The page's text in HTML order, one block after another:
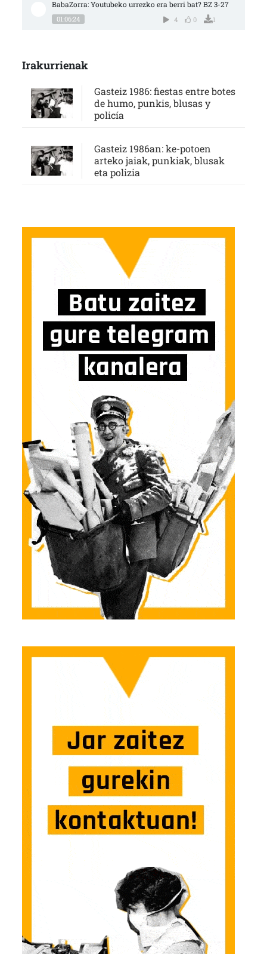
BabaZorra: Youtubeko urrezko era berri bat? BZ 3-27
01:06:24 4 0 1
Irakurrienak
Gasteiz 1986: fiestas entre botes
de humo, punkis, blusas y
policía
Gasteiz 1986an: ke-potoen
arteko jaiak, punkiak, blusak
eta polizia